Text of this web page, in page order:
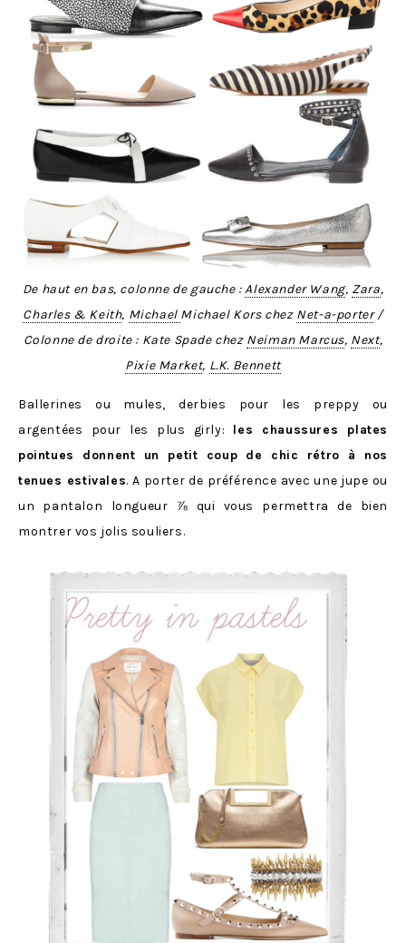
De haut en bas, colonne de gauche :Alexander Wang, Zara,
Charles & Keith, Michael Michael Kors chez Net-a-porter/
Colonne de droite : Kate Spade chez Neiman Marcus, Next,
Pixie Market, L.K. Bennett
Ballerines ou mules, derbies pour les preppy ou
argentées pour les plus girly: les chaussures plates
pointues donnent un petit coup de chic rétro à nos
tenues estivales. A porter de préférence avec une jupe ou
un pantalon longueur ⅞ qui vous permettra de bien
montrer vos jolis souliers.